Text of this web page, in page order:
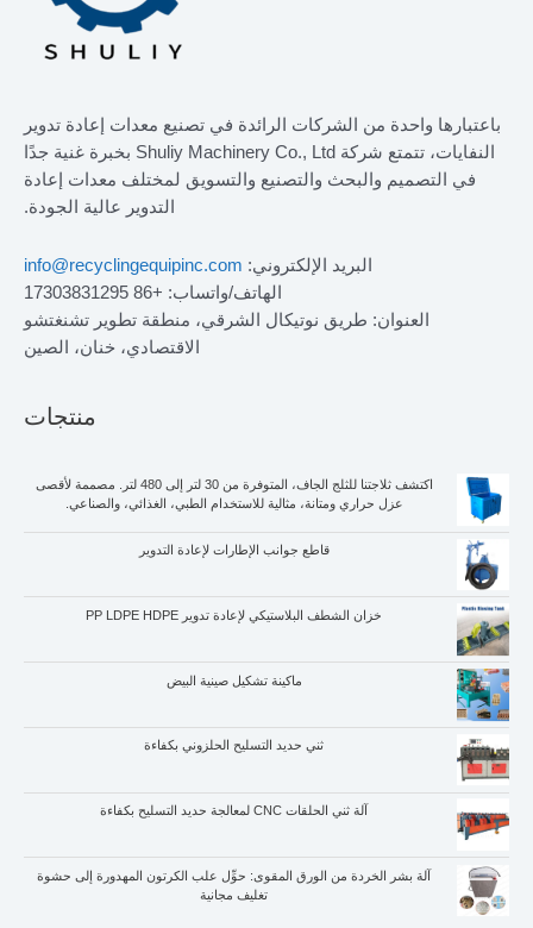
باعتبارها واحدة من الشركات الرائدة في تصنيع معدات إعادة تدوير
النفايات، تتمتع شركة Shuliy Machinery Co., Ltd بخبرة غنية جدًا
في التصميم والبحث والتصنيع والتسويق لمختلف معدات إعادة
التدوير عالية الجودة.
البريد الإلكتروني: info@recyclingequipinc.com
الهاتف/واتساب: +86 17303831295
العنوان: طريق نوتيكال الشرقي، منطقة تطوير تشنغتشو
الاقتصادي، خنان، الصين
منتجات
اكتشف ثلاجتنا للثلج الجاف، المتوفرة من 30 لتر إلى 480 لتر. مصممة لأقصى
عزل حراري ومتانة، مثالية للاستخدام الطبي، الغذائي، والصناعي.
قاطع جوانب الإطارات لإعادة التدوير
خزان الشطف البلاستيكي لإعادة تدوير PP LDPE HDPE
ماكينة تشكيل صينية البيض
ثني حديد التسليح الحلزوني بكفاءة
آلة ثني الحلقات CNC لمعالجة حديد التسليح بكفاءة
آلة بشر الخردة من الورق المقوى: حوِّل علب الكرتون المهدورة إلى حشوة
تغليف مجانية
Whatsapp
Email
Wechat
Chat